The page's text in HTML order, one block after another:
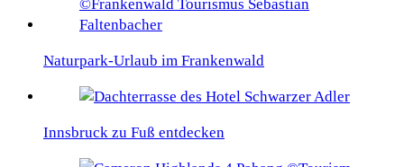
Naturpark-Urlaub im Frankenwald
Innsbruck zu Fuß entdecken